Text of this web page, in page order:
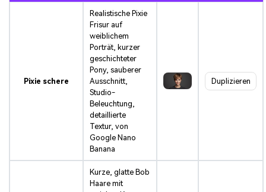
Pixie schere
Realistische Pixie
Frisur auf
weiblichem
Porträt, kurzer
geschichteter
Pony, sauberer
Ausschnitt,
Studio-
Beleuchtung,
detaillierte
Textur, von
Google Nano
Banana
Duplizieren
Kurze, glatte Bob
Haare mit